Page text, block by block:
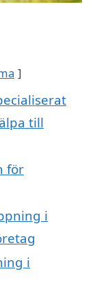
till
för
i
i